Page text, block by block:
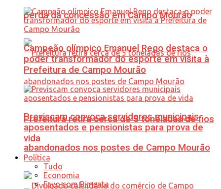
perda da concessão em Campo Mourão
Prefeitura retira cerca de 5 toneladas de fios
abandonados nos postes de Campo Mourão
Campeão olímpico Emanuel Rego destaca o
poder transformador do esporte em visita à
Prefeitura de Campo Mourão
Previscam convoca servidores municipais
aposentados e pensionistas para prova de
vida
Política
Tudo
Economia
Favo com Pimenta